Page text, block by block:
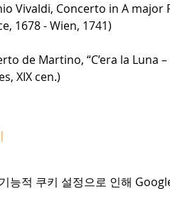
Vivaldi, Concerto in A major
1678 - Wien, 1741)
de Martino, “C’era la Luna
XIX cen.)
능적 쿠키 설정으로 인해